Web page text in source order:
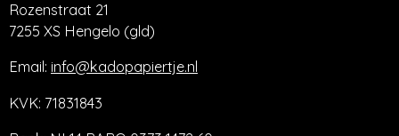
Rozenstraat 21
7255 XS Hengelo (gld)
Email: info@kadopapiertje.nl
KVK: 71831843